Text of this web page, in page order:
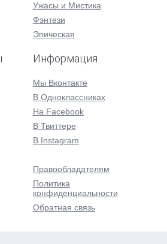
Ужасы и Мистика
Фэнтези
Эпическая
Информация
Мы Вконтакте
В Одноклассниках
На Facebook
В Твиттере
В Instagram
Правообладателям
Политика
конфиденциальности
Обратная связь